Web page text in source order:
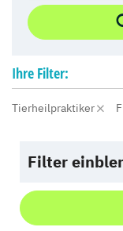
Ihre Filter:
Tierheilpraktiker
Filter